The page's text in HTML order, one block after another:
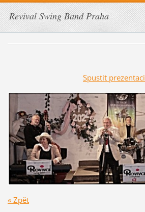
Revival Swing Band Praha
Spustit prezentaci
« Zpět